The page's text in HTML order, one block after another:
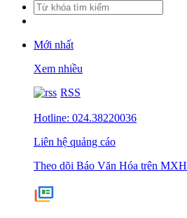
Mới nhất
Xem nhiều
RSS
Hotline: 024.38220036
Liên hệ quảng cáo
Theo dõi Báo Văn Hóa trên MXH